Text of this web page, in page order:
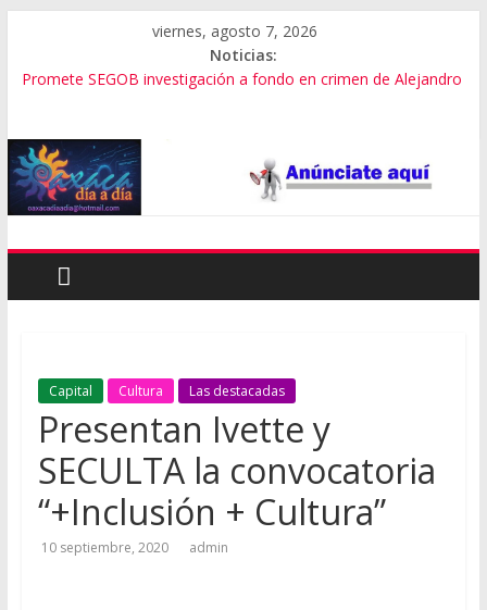
viernes, agosto 7, 2026
Noticias:
Promete SEGOB investigación a fondo en crimen de Alejandro
predios
“Amenazamos, no dialogamos”
Banda de fraudes financieros operaba desde un Toks
El tema de Alejandro Leyva no debe desviarse: Pedro Matías
Capital Cultura Las destacadas
Presentan Ivette y
SECULTA la convocatoria
“+Inclusión + Cultura”
10 septiembre, 2020 admin